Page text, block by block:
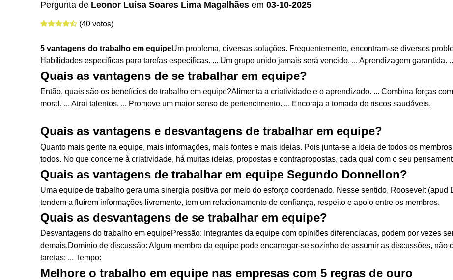
Pergunta de Leonor Luísa Soares Lima Magalhães em 03-10-2025
(40 votos)
5 vantagens do trabalho em equipeUm problema, diversas soluções. Frequentemente, encontram-se diversos
Habilidades específicas para tarefas específicas. ... Um grupo unido jamais será vencido. ... Aprendizagem garantida.
Quais as vantagens de se trabalhar em equipe?
Então, quais são os benefícios do trabalho em equipe?Alimenta a criatividade e o aprendizado. ... Combina forças
moral. ... Atrai talentos. ... Promove um maior senso de pertencimento. ... Encoraja a tomada de riscos saudáveis.
Quais as vantagens e desvantagens de trabalhar em equipe?
Quanto mais gente na equipe, mais informações, mais fontes e mais ideias. Pois junta-se a ideia de todos os
todos. No que concerne à criatividade, há muitas ideias, propostas e contrapropostas, cada qual com o seu
Quais as vantagens de trabalhar em equipe Segundo Donnellon?
Uma equipe de trabalho gera uma sinergia positiva por meio do esforço coordenado. Nesse sentido, Roosevelt (apud
tendem a fluírem informações livremente, tem um relacionamento de confiança, respeito e apoio entre os membros.
Quais as desvantagens de se trabalhar em equipe?
Desvantagens do trabalho em equipePressão: Integrantes da equipe com opiniões diferenciadas, podem por vezes
demais.Domínio de discussão: Algum membro da equipe pode encarregar-se sozinho de assumir as discussões, não
tarefas: ... Tempo:
Melhore o trabalho em equipe nas empresas com 5 regras de ouro